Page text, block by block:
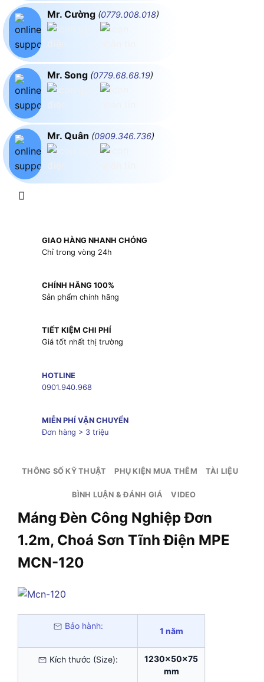
Mr. Cường (0779.008.018)
Mr. Song (0779.68.68.19)
Mr. Quân (0909.346.736)
GIAO HÀNG NHANH CHÓNG
Chỉ trong vòng 24h
CHÍNH HÃNG 100%
Sản phẩm chính hãng
TIẾT KIỆM CHI PHÍ
Giá tốt nhất thị trường
HOTLINE
0901.940.968
MIỄN PHÍ VẬN CHUYỂN
Đơn hàng > 3 triệu
THÔNG SỐ KỸ THUẬT PHỤ KIỆN MUA THÊM TÀI LIỆU
BÌNH LUẬN & ĐÁNH GIÁ VIDEO
Máng Đèn Công Nghiệp Đơn
1.2m, Choá Sơn Tĩnh Điện MPE
MCN-120
Bảo hành:
1 năm
Kích thước (Size):
1230x50x75
mm